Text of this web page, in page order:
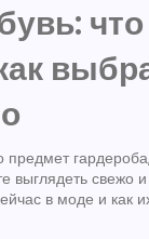
предмет
выглядеть свежо
в моде и как